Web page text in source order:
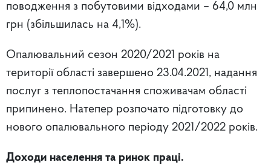
поводження з побутовими відходами – 64,0 млн
грн (збільшилась на 4,1%).
Опалювальний сезон 2020/2021 років на
території області завершено 23.04.2021, надання
послуг з теплопостачання споживачам області
припинено. Натепер розпочато підготовку до
нового опалювального періоду 2021/2022 років.
Доходи населення та ринок праці.